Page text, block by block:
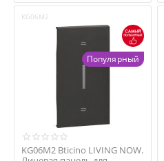
KG06M2
Популярный
KG06M2 Bticino LIVING NOW.